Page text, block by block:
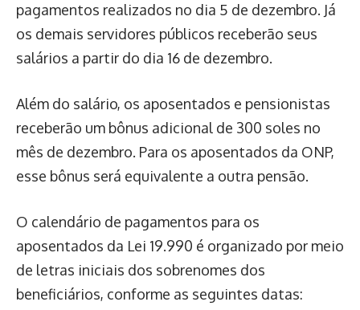
pagamentos realizados no dia 5 de dezembro. Já
os demais servidores públicos receberão seus
salários a partir do dia 16 de dezembro.
Além do salário, os aposentados e pensionistas
receberão um bônus adicional de 300 soles no
mês de dezembro. Para os aposentados da ONP,
esse bônus será equivalente a outra pensão.
O calendário de pagamentos para os
aposentados da Lei 19.990 é organizado por meio
de letras iniciais dos sobrenomes dos
beneficiários, conforme as seguintes datas: